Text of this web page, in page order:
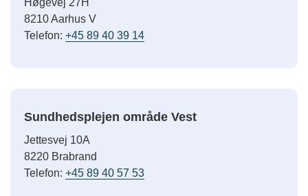
Høgevej 27H
8210 Aarhus V
Telefon: +45 89 40 39 14
Sundhedsplejen område Vest
Jettesvej 10A
8220 Brabrand
Telefon: +45 89 40 57 53